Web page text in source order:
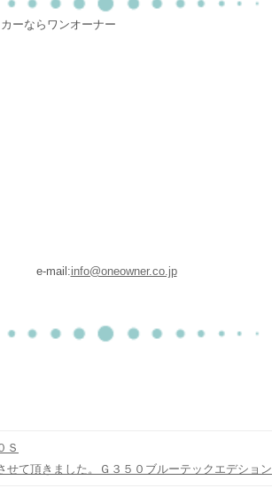
ーならワンオーナー
e-mail:info@oneowner.co.jp
Ｓ
せて頂きました。Ｇ３５０ブルーテックエデション